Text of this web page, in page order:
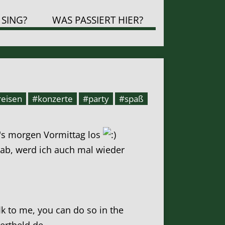
WAS PASSIERT HIER?
#konzerte #party #spaß
morgen Vormittag los
werd ich auch mal wieder
to me, you can do so in the